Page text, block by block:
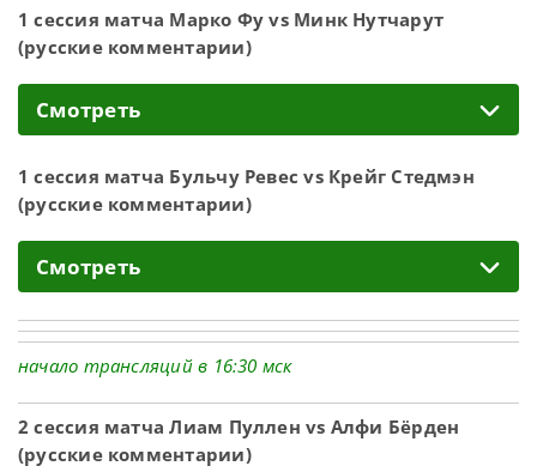
1 сессия матча Марко Фу vs Минк Нутчарут
(русские комментарии)
Смотреть
1 сессия матча Бульчу Ревес vs Крейг Стедмэн
(русские комментарии)
Смотреть
начало трансляций в 16:30 мск
2 сессия матча Лиам Пуллен vs Алфи Бёрден
(русские комментарии)